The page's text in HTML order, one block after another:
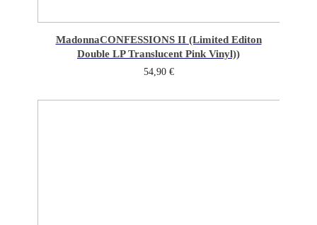
MadonnaCONFESSIONS II (Limited Editon
Double LP Translucent Pink Vinyl))
54,90 €